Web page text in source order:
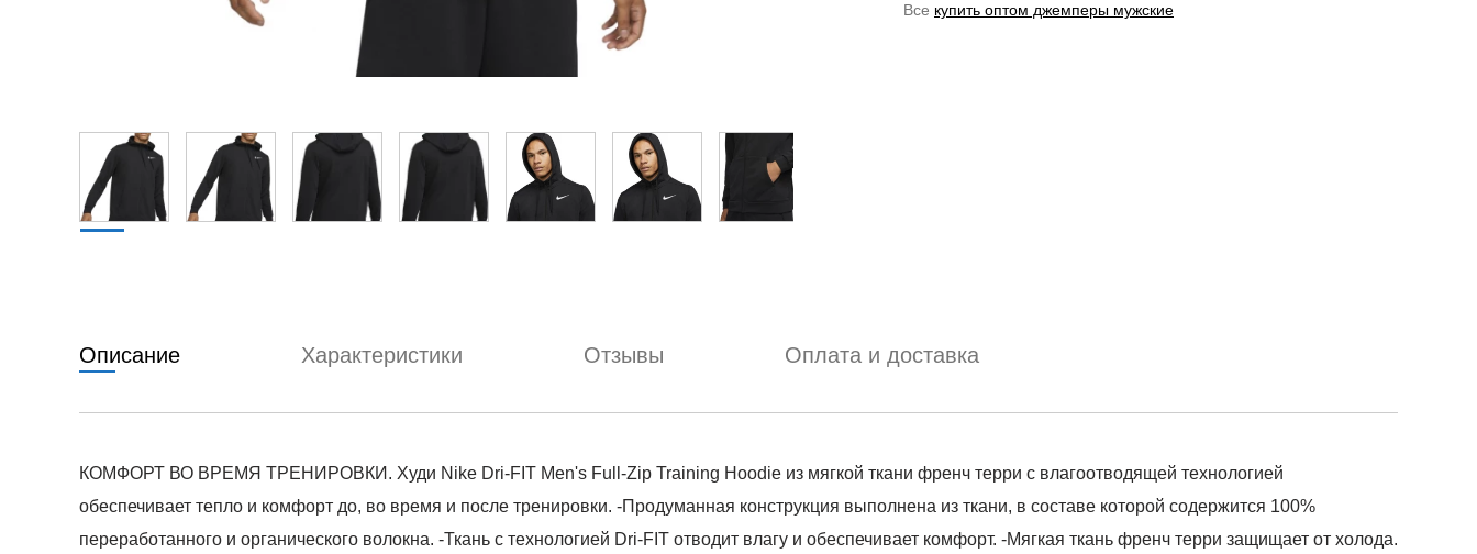
Все купить оптом джемперы мужские
Описание Характеристики Отзывы Оплата и доставка
КОМФОРТ ВО ВРЕМЯ ТРЕНИРОВКИ. Худи Nike Dri-FIT Men's Full-Zip Training Hoodie из мягкой ткани френч терри с влагоотводящей технологией
обеспечивает тепло и комфорт до, во время и после тренировки. -Продуманная конструкция выполнена из ткани, в составе которой содержится 100%
переработанного и органического волокна. -Ткань с технологией Dri-FIT отводит влагу и обеспечивает комфорт. -Мягкая ткань френч терри защищает от холода.